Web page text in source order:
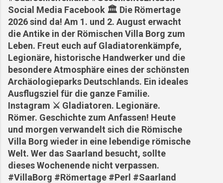
Social Media Facebook 🏛️ Die Römertage
2026 sind da! Am 1. und 2. August erwacht
die Antike in der Römischen Villa Borg zum
Leben. Freut euch auf Gladiatorenkämpfe,
Legionäre, historische Handwerker und die
besondere Atmosphäre eines der schönsten
Archäologieparks Deutschlands. Ein ideales
Ausflugsziel für die ganze Familie.
Instagram ⚔️ Gladiatoren. Legionäre.
Römer. Geschichte zum Anfassen! Heute
und morgen verwandelt sich die Römische
Villa Borg wieder in eine lebendige römische
Welt. Wer das Saarland besucht, sollte
dieses Wochenende nicht verpassen.
#VillaBorg #Römertage #Perl #Saarland